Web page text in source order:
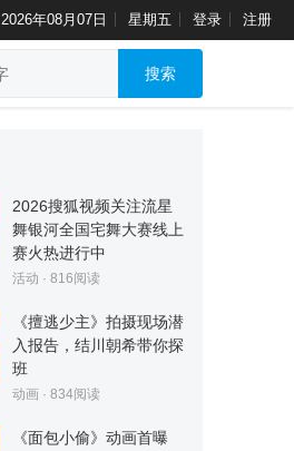
2026年08月07日 星期五 登录 注册
搜索
2026搜狐视频关注流星
舞银河全国宅舞大赛线上
赛火热进行中
活动 · 816阅读
《擅逃少主》拍摄现场潜
入报告，结川朝希带你探
班
动画 · 834阅读
《面包小偷》动画首曝